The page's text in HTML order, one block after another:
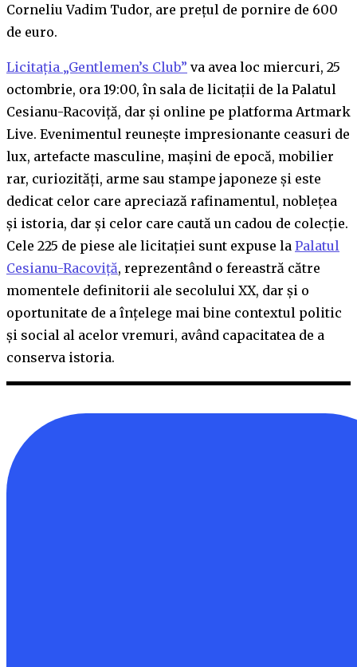
Corneliu Vadim Tudor, are prețul de pornire de 600
de euro.
Licitația „Gentlemen’s Club” va avea loc miercuri, 25
octombrie, ora 19:00, în sala de licitații de la Palatul
Cesianu-Racoviță, dar și online pe platforma Artmark
Live. Evenimentul reunește impresionante ceasuri de
lux, artefacte masculine, mașini de epocă, mobilier
rar, curiozități, arme sau stampe japoneze și este
dedicat celor care apreciază rafinamentul, noblețea
și istoria, dar și celor care caută un cadou de colecție.
Cele 225 de piese ale licitației sunt expuse la Palatul
Cesianu-Racoviță, reprezentând o fereastră către
momentele definitorii ale secolului XX, dar și o
oportunitate de a înțelege mai bine contextul politic
și social al acelor vremuri, având capacitatea de a
conserva istoria.